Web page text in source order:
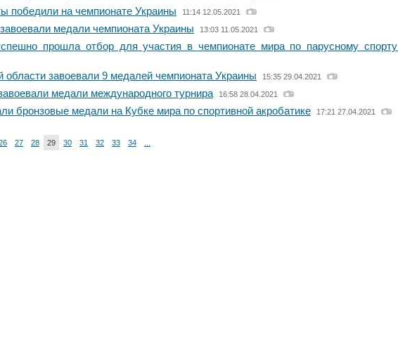
победили на чемпионате Украины 11:14 12.05.2021
медали чемпионата Украины 13:03 11.05.2021
прошла отбор для участия в чемпионате мира по парусному спорту
завоевали 9 медалей чемпионата Украины 15:35 29.04.2021
медали международного турнира 16:58 28.04.2021
бронзовые медали на Кубке мира по спортивной акробатике 17:21 27.04.2021
27 28 29 30 31 32 33 34